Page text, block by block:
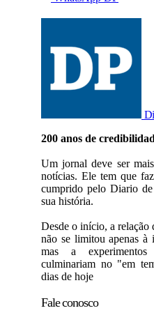
200 anos de
Um jornal deve ser
notícias. Ele tem que
cumprido pelo Diario
sua história.
Desde o início, a relação
não se limitou apenas à
mas a
culminariam no "em
dias de hoje
Fale conosco